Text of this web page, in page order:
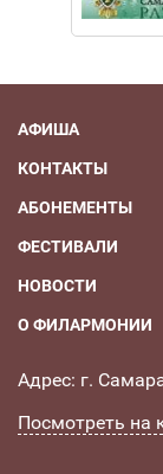
АФИША
КОНТАКТЫ
АБОНЕМЕНТЫ
ФЕСТИВАЛИ
НОВОСТИ
О ФИЛАРМОНИИ
Адрес: г.
Посмотреть на